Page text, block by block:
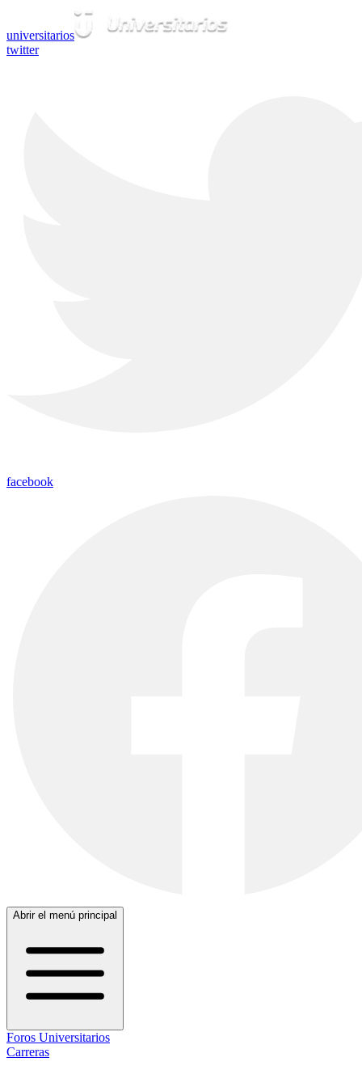
universitarios
twitter
facebook
Abrir el menú principal
Foros Universitarios
Carreras